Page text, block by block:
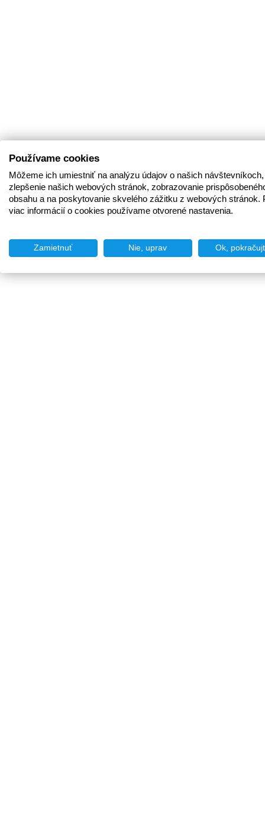
Používame cookies
Môžeme ich umiestniť na analýzu údajov o našich
zlepšenie našich webových stránok, zobrazovanie
obsahu a na poskytovanie skvelého zážitku z webových stránok.
viac informácií o cookies používame otvorené nastavenia.
Zamietnuť Nie, uprav Ok,